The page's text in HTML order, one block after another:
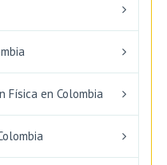
Física en Colombia